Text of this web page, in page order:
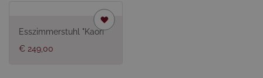
Esszimmerstuhl "Kaori"
€ 249,00